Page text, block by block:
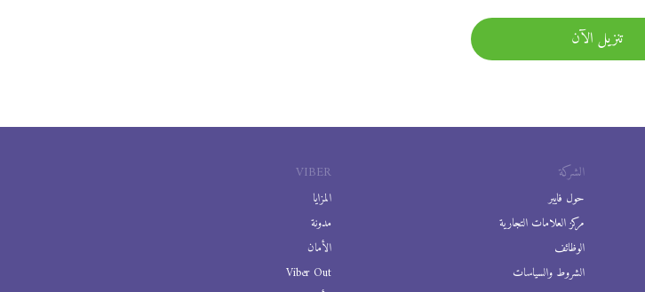
تنزيل الآن
VIBER
المزايا
مدونة
الأمان
Viber Out
الشركة
حول فايبر
مركز العلامات التجارية
الوظائف
الشروط والسياسات